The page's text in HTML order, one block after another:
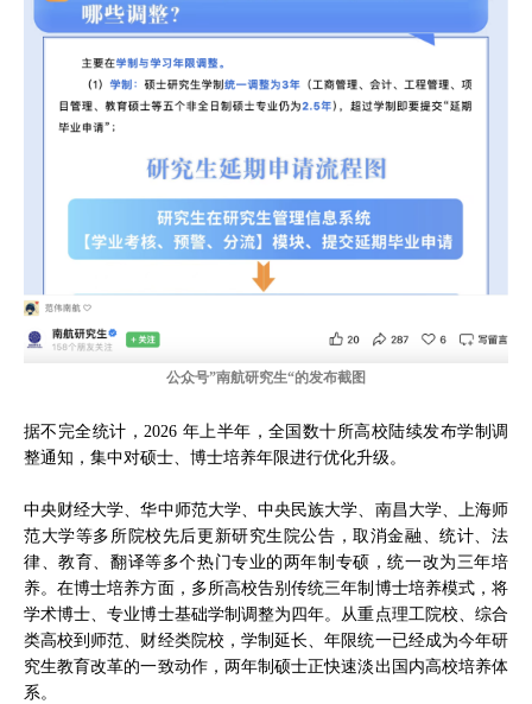
公众号”南航研究生“的发布截图
据不完全统计，2026 年上半年，全国数十所高校陆续发布学制调
整通知，集中对硕士、博士培养年限进行优化升级。
中央财经大学、华中师范大学、中央民族大学、南昌大学、上海师
范大学等多所院校先后更新研究生院公告，取消金融、统计、法
律、教育、翻译等多个热门专业的两年制专硕，统一改为三年培
养。在博士培养方面，多所高校告别传统三年制博士培养模式，将
学术博士、专业博士基础学制调整为四年。从重点理工院校、综合
类高校到师范、财经类院校，学制延长、年限统一已经成为今年研
究生教育改革的一致动作，两年制硕士正快速淡出国内高校培养体
系。